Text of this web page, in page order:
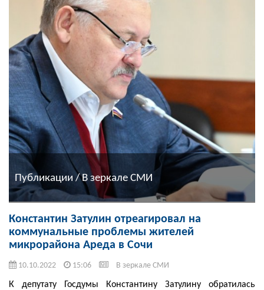
Публикации / В зеркале СМИ
Константин Затулин отреагировал на
коммунальные проблемы жителей
микрорайона Ареда в Сочи
10.10.2022 15:06 В зеркале СМИ
К депутату Госдумы Константину Затулину обратилась